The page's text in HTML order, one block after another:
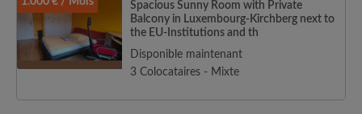
Spacious Sunny Room with Private
Balcony in Luxembourg-Kirchberg next to
the EU-Institutions and th
Disponible maintenant
3 Colocataires - Mixte